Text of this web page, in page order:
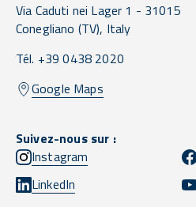
Via Caduti nei Lager 1 - 31015
Conegliano (TV), Italy
Tél. +39 0438 2020
Google Maps
Suivez-nous sur :
Instagram
LinkedIn